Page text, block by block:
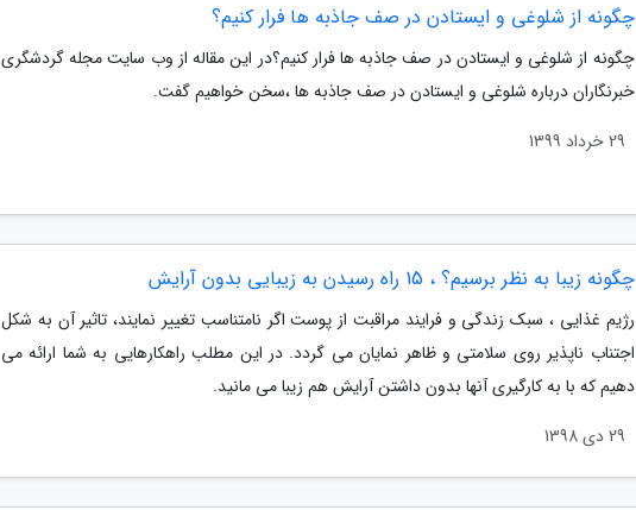
چگونه از شلوغی و ایستادن در صف جاذبه ها فرار کنیم؟
چگونه از شلوغی و ایستادن در صف جاذبه ها فرار کنیم؟در این مقاله از وب سایت مجله گردشگری
خبرنگاران درباره شلوغی و ایستادن در صف جاذبه ها ،سخن خواهیم گفت.
29 خرداد 1399
چگونه زیبا به نظر برسیم؟ ، 15 راه رسیدن به زیبایی بدون آرایش
رژیم غذایی ، سبک زندگی و فرایند مراقبت از پوست اگر نامتناسب تغییر نمایند، تاثیر آن به شکل
اجتناب ناپذیر روی سلامتی و ظاهر نمایان می گردد. در این مطلب راهکارهایی به شما ارائه می
دهیم که با به کارگیری آنها بدون داشتن آرایش هم زیبا می مانید.
29 دی 1398